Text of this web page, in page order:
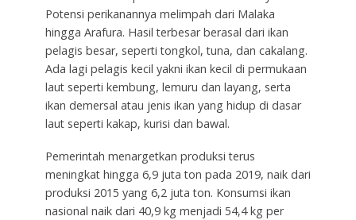
Potensi perikanannya melimpah dari Malaka
hingga Arafura. Hasil terbesar berasal dari ikan
pelagis besar, seperti tongkol, tuna, dan cakalang.
Ada lagi pelagis kecil yakni ikan kecil di permukaan
laut seperti kembung, lemuru dan layang, serta
ikan demersal atau jenis ikan yang hidup di dasar
laut seperti kakap, kurisi dan bawal.
Pemerintah menargetkan produksi terus
meningkat hingga 6,9 juta ton pada 2019, naik dari
produksi 2015 yang 6,2 juta ton. Konsumsi ikan
nasional naik dari 40,9 kg menjadi 54,4 kg per